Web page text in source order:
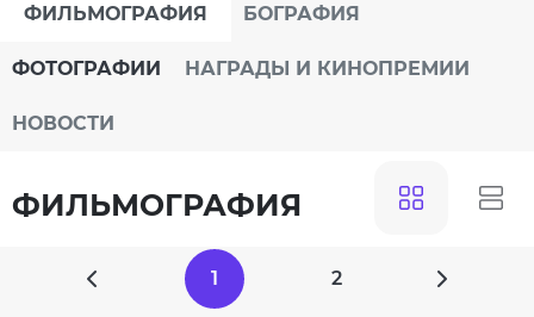
ФИЛЬМОГРАФИЯ БОГРАФИЯ
ФОТОГРАФИИ НАГРАДЫ И КИНОПРЕМИИ
НОВОСТИ
ФИЛЬМОГРАФИЯ
1 2